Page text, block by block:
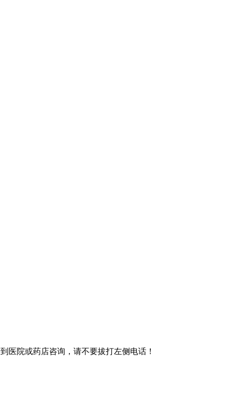
医院或药店咨询，请不要拔打左侧电话！